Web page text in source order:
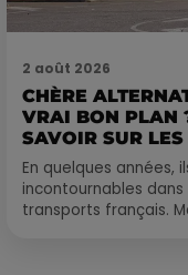
2 août 2026
CHÈRE
VRAI BON PLAN
SAVOIR SUR
En quelques années,
incontournables
transports français.